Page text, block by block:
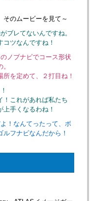
そのムービーを見て～
ブレてないんですね。
コツなんですね！
ノブナビでコース形状
所を定めて、２打目ね！
！これがあれば私たち
上手くなるわね！
！なんてったって、ボ
ルフナビなんだから！